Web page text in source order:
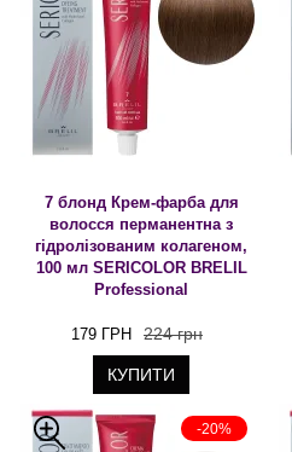
7 блонд Крем-фарба для
волосся перманентна з
гідролізованим колагеном,
100 мл SERICOLOR BRELIL
Professional
179 ГРН 224 грн
КУПИТИ
-20%